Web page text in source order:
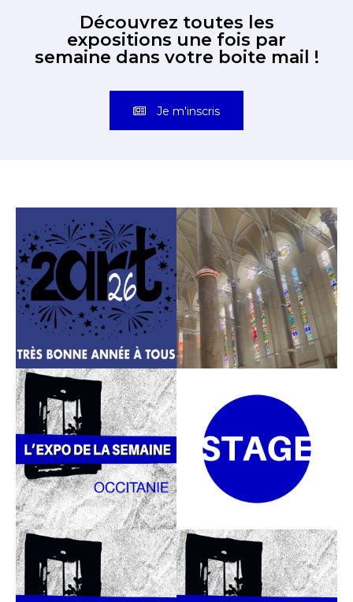
Découvrez toutes les
expositions une fois par
semaine dans votre boite mail !